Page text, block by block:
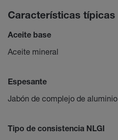
Características típicas
Aceite base
Aceite mineral
Espesante
Jabón de complejo de aluminio
Tipo de consistencia NLGI